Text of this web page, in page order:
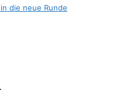
die neue Runde